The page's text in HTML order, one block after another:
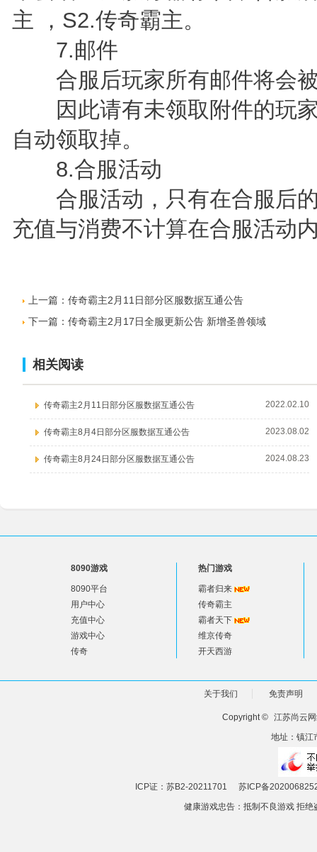
主 ，S2.传奇霸主。
7.邮件
合服后玩家所有邮件将会
因此请有未领取附件的玩家
自动领取掉。
8.合服活动
合服活动，只有在合服后的
充值与消费不计算在合服活动
上一篇： 传奇霸主2月11日部分区服数据互通公告
下一篇： 传奇霸主2月17日全服更新公告 新增圣兽领域
相关阅读
传奇霸主2月11日部分区服数据互通公告 2022.02.10
传奇霸主8月4日部分区服数据互通公告 2023.08.02
传奇霸主8月24日部分区服数据互通公告 2024.08.23
8090游戏
8090平台
用户中心
充值中心
游戏中心
传奇
热门游戏
霸者归来
传奇霸主
霸者天下
维京传奇
开天西游
关于我们 免责声明
Copyright © 江苏尚云
地址：镇江
ICP证：苏B2-20211701
苏ICP备
健康游戏忠告：抵制不良游戏 拒